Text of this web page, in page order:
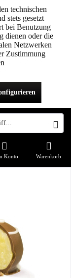
technischen
stets gesetzt
bei Benutzung
dienen oder die
Netzwerken
Zustimmung
Warenkorb
Konto